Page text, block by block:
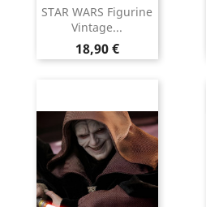
STAR WARS Figurine
Vintage...
Prix
18,90 €